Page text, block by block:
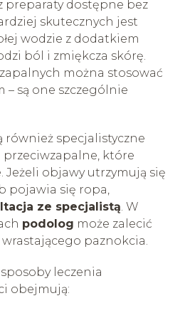
preparaty dostępne bez
skutecznych jest
wodzie z dodatkiem
ból i zmiękcza skórę.
można stosować
– są one szczególnie
również specjalistyczne
przeciwzapalne, które
Jeżeli objawy utrzymują się
pojawia się ropa,
ze specjalistą. W
podolog może zalecić
paznokcia.
leczenia
obejmują: